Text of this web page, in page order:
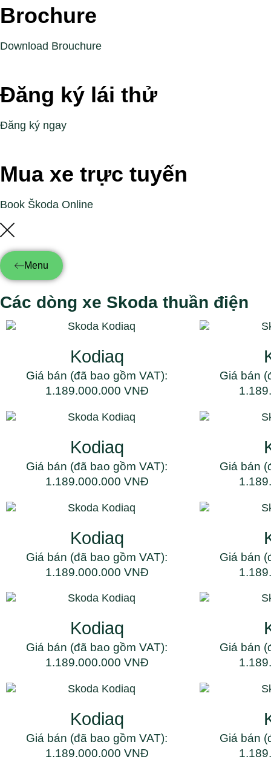
Brochure
Download Brouchure
Đăng ký lái thử
Đăng ký ngay
Mua xe trực tuyến
Book Škoda Online
Menu
Các dòng xe Skoda thuần điện
Kodiaq
Giá bán (đã bao gồm VAT):
1.189.000.000 VNĐ
Giá bán
Kodiaq
Giá bán (đã bao gồm VAT):
1.189.000.000 VNĐ
Giá bán
Kodiaq
Giá bán (đã bao gồm VAT):
1.189.000.000 VNĐ
Giá bán
Kodiaq
Giá bán (đã bao gồm VAT):
1.189.000.000 VNĐ
Giá bán
Kodiaq
Giá bán (đã bao gồm VAT):
1.189.000.000 VNĐ
Giá bán